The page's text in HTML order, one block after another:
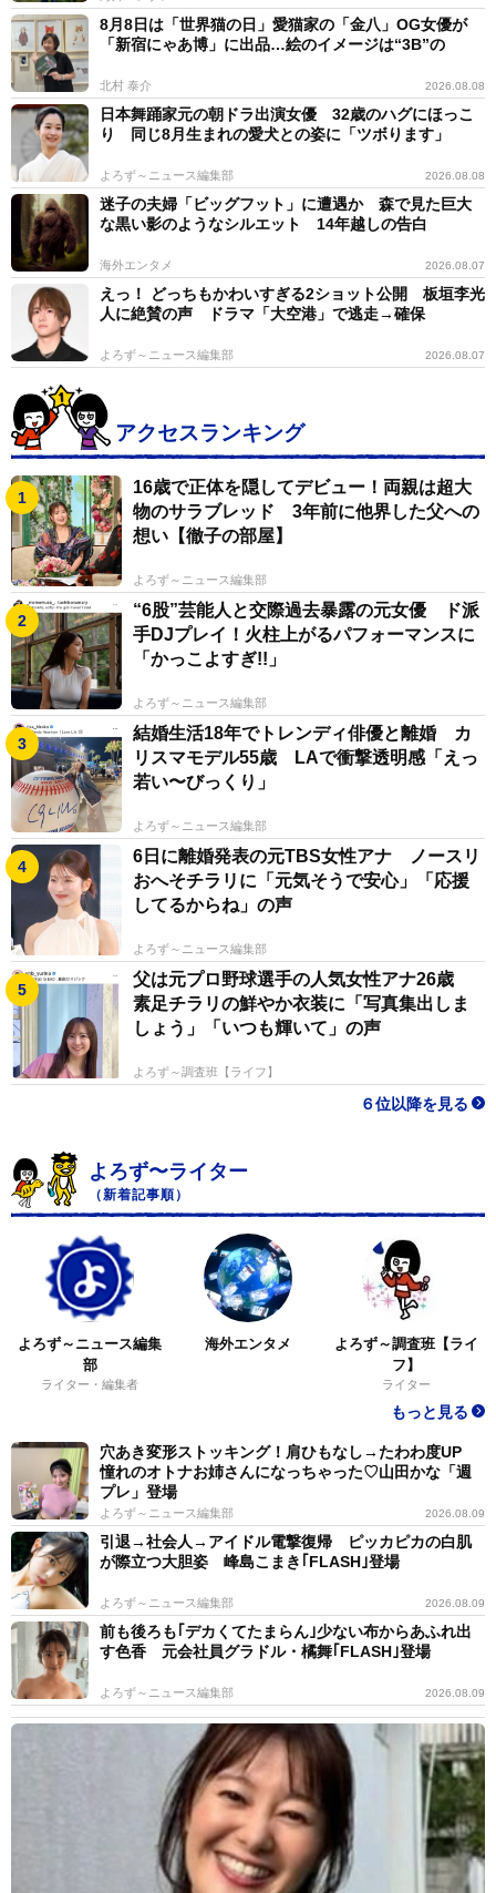
8月8日は「世界猫の日」愛猫家の「金八」OG女優が
「新宿にゃあ博」に出品…絵のイメージは“3B”の
北村 泰介 2026.08.08
日本舞踊家元の朝ドラ出演女優 32歳のハグにほっこ
り 同じ8月生まれの愛犬との姿に「ツボります」
よろず～ニュース編集部 2026.08.08
迷子の夫婦「ビッグフット」に遭遇か 森で見た巨大
な黒い影のようなシルエット 14年越しの告白
海外エンタメ 2026.08.07
えっ！ どっちもかわいすぎる2ショット公開 板垣李光
人に絶賛の声 ドラマ「大空港」で逃走→確保
よろず～ニュース編集部 2026.08.07
アクセスランキング
16歳で正体を隠してデビュー！両親は超大
物のサラブレッド 3年前に他界した父への
想い【徹子の部屋】
よろず～ニュース編集部
“6股”芸能人と交際過去暴露の元女優 ド派
手DJプレイ！火柱上がるパフォーマンスに
「かっこよすぎ!!」
よろず～ニュース編集部
結婚生活18年でトレンディ俳優と離婚 カ
リスマモデル55歳 LAで衝撃透明感「えっ
若い〜びっくり」
よろず～ニュース編集部
6日に離婚発表の元TBS女性アナ ノースリ
おへそチラリに「元気そうで安心」「応援
してるからね」の声
よろず～ニュース編集部
父は元プロ野球選手の人気女性アナ26歳
素足チラリの鮮やか衣装に「写真集出しま
しょう」「いつも輝いて」の声
よろず～調査班【ライフ】
６位以降を見る
よろず〜ライター
（新着記事順）
よろず～ニュース編集
部
ライター・編集者
海外エンタメ
よろず～調査班【ライ
フ】
ライター
もっと見る
穴あき変形ストッキング！肩ひもなし→たわわ度UP
憧れのオトナお姉さんになっちゃった♡山田かな「週
プレ」登場
よろず～ニュース編集部 2026.08.09
引退→社会人→アイドル電撃復帰 ピッカピカの白肌
が際立つ大胆姿 峰島こまき｢FLASH｣登場
よろず～ニュース編集部 2026.08.09
前も後ろも｢デカくてたまらん｣少ない布からあふれ出
す色香 元会社員グラドル・橘舞｢FLASH｣登場
よろず～ニュース編集部 2026.08.09